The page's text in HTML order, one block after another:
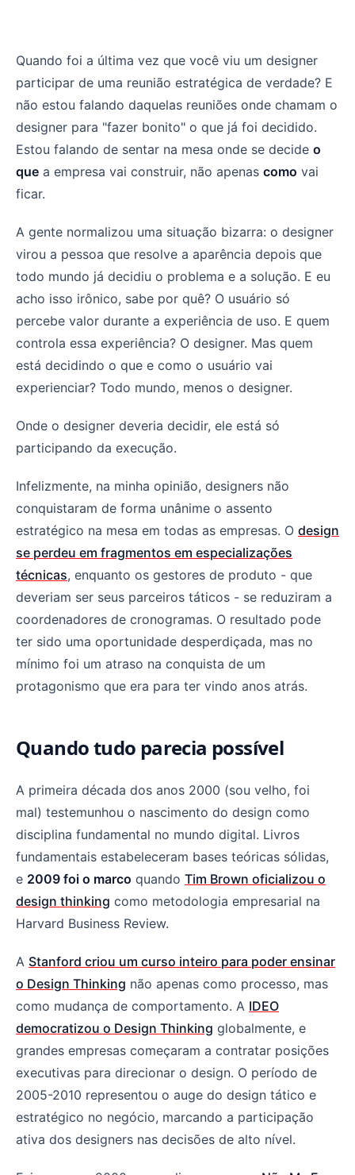
A grande oportunidade do Design no mercado de
Quando foi a última vez que você viu um designer
participar de uma reunião estratégica de verdade? E
não estou falando daquelas reuniões onde chamam o
designer para "fazer bonito" o que já foi decidido.
Estou falando de sentar na mesa onde se decide o
que a empresa vai construir, não apenas como vai
ficar.
A gente normalizou uma situação bizarra: o designer
virou a pessoa que resolve a aparência depois que
todo mundo já decidiu o problema e a solução. E eu
acho isso irônico, sabe por quê? O usuário só
percebe valor durante a experiência de uso. E quem
controla essa experiência? O designer. Mas quem
está decidindo o que e como o usuário vai
experienciar? Todo mundo, menos o designer.
Onde o designer deveria decidir, ele está só
participando da execução.
Infelizmente, na minha opinião, designers não
conquistaram de forma unânime o assento
estratégico na mesa em todas as empresas. O design
se perdeu em fragmentos em especializações
técnicas, enquanto os gestores de produto - que
deveriam ser seus parceiros táticos - se reduziram a
coordenadores de cronogramas. O resultado pode
ter sido uma oportunidade desperdiçada, mas no
mínimo foi um atraso na conquista de um
protagonismo que era para ter vindo anos atrás.
Quando tudo parecia possível
A primeira década dos anos 2000 (sou velho, foi
mal) testemunhou o nascimento do design como
disciplina fundamental no mundo digital. Livros
fundamentais estabeleceram bases teóricas sólidas,
e 2009 foi o marco quando Tim Brown oficializou o
design thinking como metodologia empresarial na
Harvard Business Review.
A Stanford criou um curso inteiro para poder ensinar
o Design Thinking não apenas como processo, mas
como mudança de comportamento. A IDEO
democratizou o Design Thinking globalmente, e
grandes empresas começaram a contratar posições
executivas para direcionar o design. O período de
2005-2010 representou o auge do design tático e
estratégico no negócio, marcando a participação
ativa dos designers nas decisões de alto nível.